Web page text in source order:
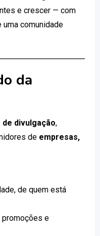
e crescer — com
uma comunidade
da
divulgação,
de empresas,
de quem está
e